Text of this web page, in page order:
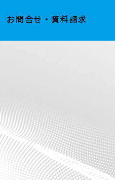
お問合せ・資料請求
Products Access